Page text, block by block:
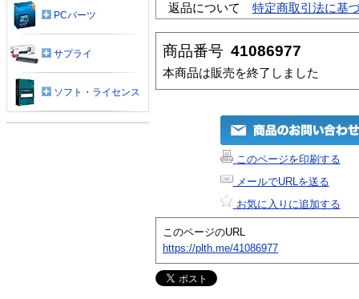
返品について
特定商取引法に基
商品番号 41086977
本商品は販売を終了しました
このページを印刷する
メールでURLを送る
お気に入りに追加する
このページのURL
https://plth.me/41086977
PCパーツ
サプライ
ソフト・ライセンス